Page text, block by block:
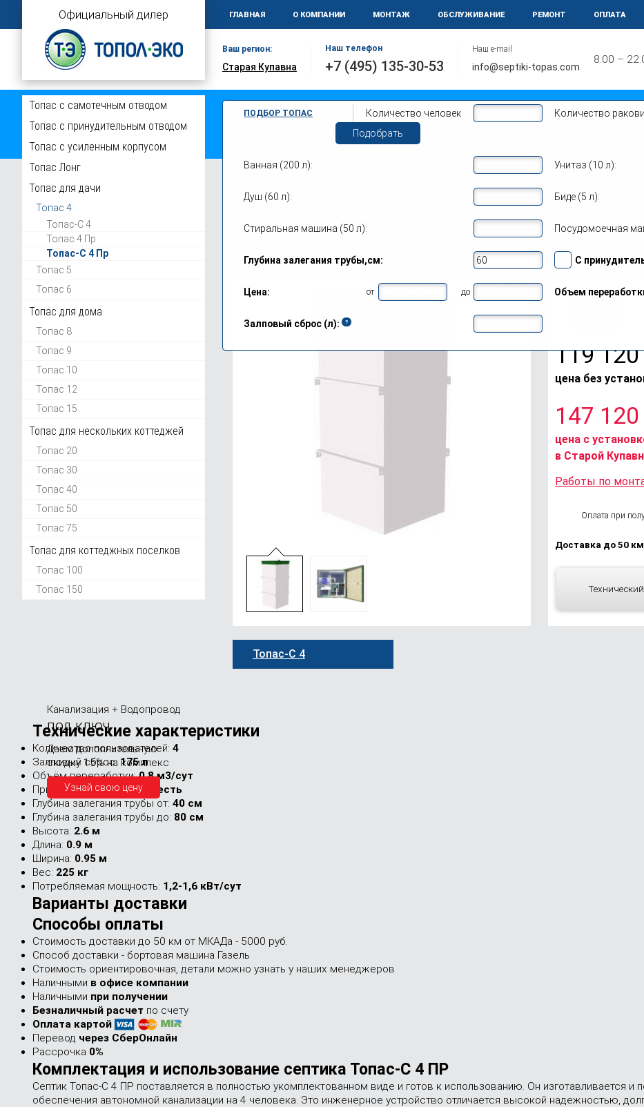
ГЛАВНАЯ О КОМПАНИИ МОНТАЖ ОБСЛУЖИВАНИЕ РЕМОНТ ОПЛАТА
Ваш регион:
Старая Купавна
Наш телефон
+7 (495) 135-30-53
Наш e-mail
info@septiki-topas.com
8.00 –
ПОДБОР ТОПАС Количество человек
Количество
Подобрать
Ванная (200 л): Унитаз (10 л):
Душ (60 л): Биде (5 л):
Стиральная машина (50 л): Посудомоечная
Глубина залегания трубы,см: С
Цена: от до Объем
Залповый сброс (л):
Официальный дилер
Топас с самотечным отводом
Топас с принудительным отводом
Топас с усиленным корпусом
Топас Лонг
Топас для дачи
Топас 4
Топас-С 4
Топас 4 Пр
Топас-С 4 Пр
Топас 5
Топас 6
Топас для дома
Топас 8
Топас 9
Топас 10
Топас 12
Топас 15
Топас для нескольких коттеджей
Топас 20
Топас 30
Топас 40
Топас 50
Топас 75
Топас для коттеджных поселков
Топас 100
Топас 150
Канализация + Водопровод
под ключ
Даем дополнительную
скидку 15% на комплекс
Узнай свою цену
Септик Топас-С 4 Пр в Старой
Модификации Цены на монтаж Обслуживание
в наличии
119 120
цена без
147 120
цена с
в Старой
Работы по
Оплата при
Доставка до 50
Топас-С 4
Технические характеристики
Количество пользователей: 4
Залповый сброс: 175 л
Объём переработки: 0.8 м3/сут
Принудительная откачка:
есть
Глубина залегания трубы от: 40 см
Глубина залегания трубы до: 80 см
Высота: 2.6 м
Длина: 0.9 м
Ширина: 0.95 м
Вес: 225 кг
Потребляемая мощность: 1,2-1,6 кВт/сут
Варианты доставки
Способы оплаты
Стоимость доставки до 50 км от МКАДа - 5000 руб.
Способ доставки - бортовая машина Газель
Стоимость ориентировочная, детали можно узнать у наших менеджеров
Наличными в офисе компании
Наличными при получении
Безналичный расчет по счету
Оплата картой
Перевод через СберОнлайн
Рассрочка 0%
Комплектация и использование септика Топас-С 4 ПР
Септик Топас-С 4 ПР поставляется в полностью укомплектованном виде и готов к использованию. Он изготавливается и
обеспечения автономной канализации на 4 человека. Это инженерное устройство отличается высокой надежностью,